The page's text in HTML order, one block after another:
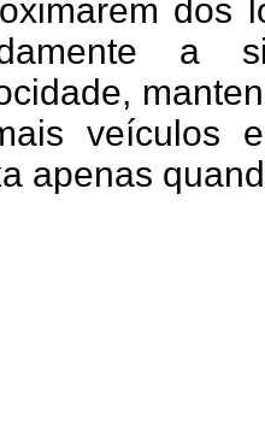
dos
a
veículos
apenas